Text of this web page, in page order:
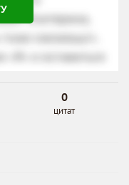
0
цитат